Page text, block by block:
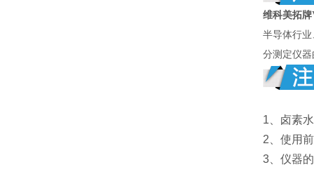
维科美拓牌
半导体行
分测定仪
1、卤素
2、使用
3、仪器